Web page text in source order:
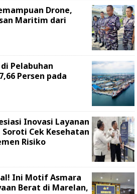
Drone,
Maritim dari
Pelabuhan
Persen pada
Inovasi Layanan
Cek Kesehatan
Risiko
Ini Motif Asmara
Berat di Marelan,